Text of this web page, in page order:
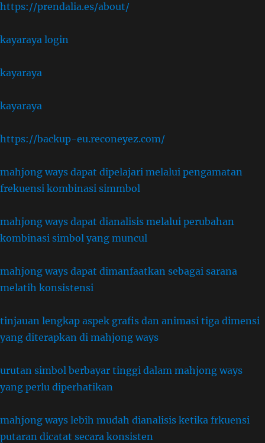
https://prendalia.es/about/
kayaraya login
kayaraya
kayaraya
https://backup-eu.reconeyez.com/
mahjong ways dapat dipelajari melalui pengamatan
frekuensi kombinasi simmbol
mahjong ways dapat dianalisis melalui perubahan
kombinasi simbol yang muncul
mahjong ways dapat dimanfaatkan sebagai sarana
melatih konsistensi
tinjauan lengkap aspek grafis dan animasi tiga dimensi
yang diterapkan di mahjong ways
urutan simbol berbayar tinggi dalam mahjong ways
yang perlu diperhatikan
mahjong ways lebih mudah dianalisis ketika frkuensi
putaran dicatat secara konsisten